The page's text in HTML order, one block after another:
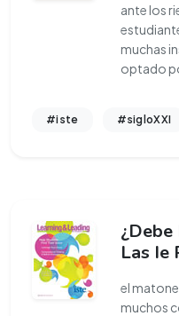
ante los
muchas
optado
#iste #sigloXXI
Las Ie
el
muchos